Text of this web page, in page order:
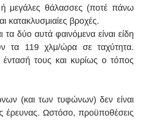
μεγάλες θάλασσες (ποτέ πάνω
κατακλυσμιαίες βροχές.
δύο αυτά φαινόμενα είναι είδη
τα 119 χλμ/ώρα σε ταχύτητα.
έντασή τους και κυρίως ο τόπος
(και των τυφώνων) δεν είναι
έρευνας. Ωστόσο, προϋποθέσεις